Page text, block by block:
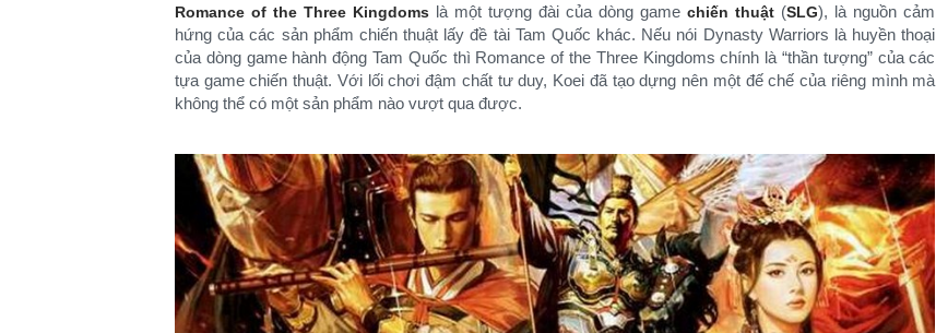
Romance of the Three Kingdoms là một tượng đài của dòng gamechiến thuật (SLG), là nguồn cảm
hứng của các sản phẩm chiến thuật lấy đề tài Tam Quốc khác. Nếu nói Dynasty Warriors là huyền thoại
của dòng game hành động Tam Quốc thì Romance of the Three Kingdoms chính là “thần tượng” của các
tựa game chiến thuật. Với lối chơi đậm chất tư duy, Koei đã tạo dựng nên một đế chế của riêng mình mà
không thể có một sản phẩm nào vượt qua được.